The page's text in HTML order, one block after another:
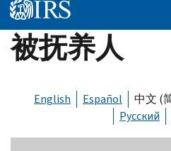
被抚养人
English Español 中文 (
Русский